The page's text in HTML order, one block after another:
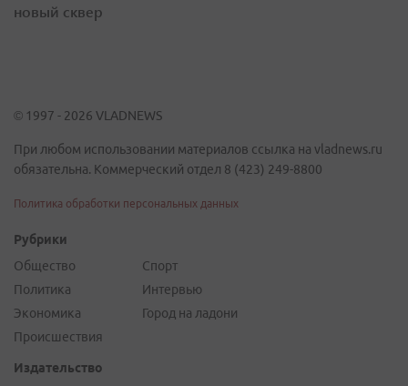
новый сквер
© 1997 - 2026 VLADNEWS
При любом использовании материалов ссылка на vladnews.ru
обязательна. Коммерческий отдел 8 (423) 249-8800
Политика обработки персональных данных
Рубрики
Общество
Политика
Экономика
Происшествия
Спорт
Интервью
Город на ладони
Издательство